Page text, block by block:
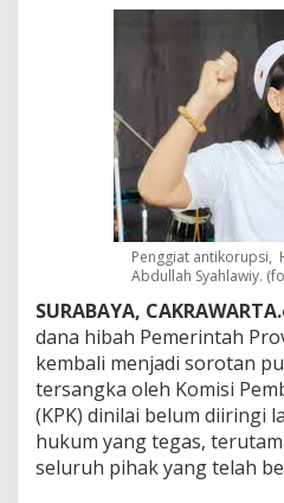
b
a
h
J
a
t
i
m
,
G
u
s
L
i
l
u
r
:
K
Penggiat antikorupsi,
Abdullah Syahlawiy.
SURABAYA,
dana hibah Pemerintah
kembali menjadi sorotan
tersangka oleh Komisi
(KPK) dinilai belum diiringi
hukum yang tegas,
seluruh pihak yang telah